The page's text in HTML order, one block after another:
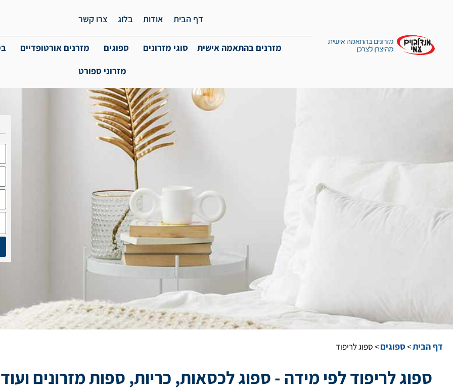
דף הבית אודות בלוג צרו קשר
מזרנים בהתאמה אישית סוגי מזרונים ספוגים מזרנים אורטופדיים
מזרוני ספורט
דף הבית>ספוגים>ספוג לריפוד
ספוג לריפוד לפי מידה - ספוג לכסאות, כריות, ספות מזרונים ועוד